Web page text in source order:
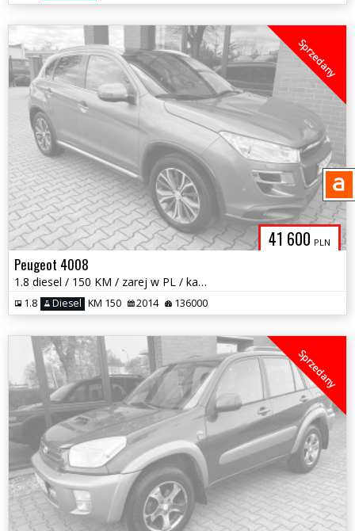
41 600 PLN
Sprzedany
Peugeot 4008
1.8 diesel / 150 KM / zarej w PL / kamera / panorama dach / zamiana
1.8 Diesel KM 150 2014 136000
Sprzedany